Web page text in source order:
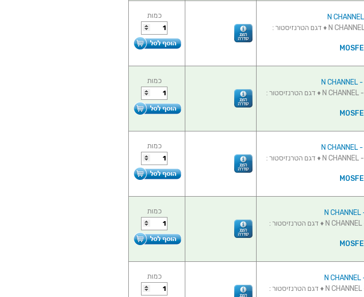
טרנזיסטור N CHANNEL - 30V 94A - 0.006R - SMD ♦ דגם הטרנזיסטור :
כמות
טרנזיסטור N CHANNEL - 30V 160A - 0.0031R - SMD ♦ דגם הטרנזיסטור :
כמות
טרנזיסטור N CHANNEL - 30V 161A - 0.0033R - SMD ♦ דגם הטרנזיסטור :
כמות
טרנזיסטור N CHANNEL - 40V 12A - 0.0043R - SMD ♦ דגם הטרנזיסטור :
כמות
טרנזיסטור N CHANNEL - 40V 12A - 0.0055R - SMD ♦ דגם הטרנזיסטור :
כמות